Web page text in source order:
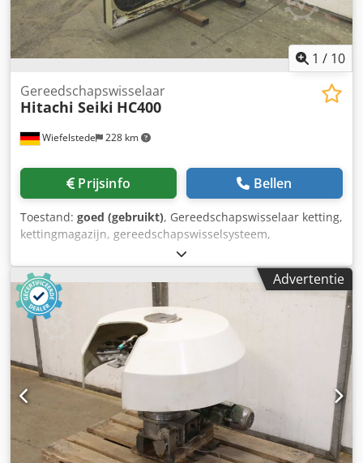
1 / 10
Wiefelstede 228 km
Gereedschapswisselaar
Hitachi Seiki HC400
Prijsinfo Bellen
Toestand: goed (gebruikt), Gereedschapswisselaar ketting,
kettingmagazijn, gereedschapswisselsysteem,
gereedschapsmagazijn -De gereedschapswisselaar is
afkomstig uit een CNC-bewerkingscentrum, merk: Hitachi
Seiki, type: HC400 -Gereedschapswisselaar voor: Hitachi
Seiki type HC400, extra reserveonderdelen beschikbaar. -
Compleet met grijparm en aandrijving -
Gereedschapsposities: 80 -Opname: SK40 Dsdpfedtcrqjx
Apweck -Afmetingen: 2270/630/H1725 mm -Gewicht: 860 kg
Advertentie